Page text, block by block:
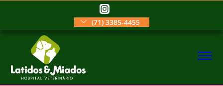
(71) 3385-4455